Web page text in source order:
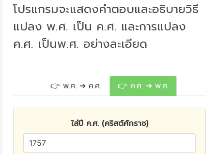
โปรแกรมจะแสดงคำตอบและอธิบายวิธี
แปลง พ.ศ. เป็น ค.ศ. และการแปลง
ค.ศ. เป็นพ.ศ. อย่างละเอียด
👉 พ.ศ. ➔ ค.ศ. 👉 ค.ศ. ➔ พ.ศ.
ใส่ปี ค.ศ. (คริสต์ศักราช)